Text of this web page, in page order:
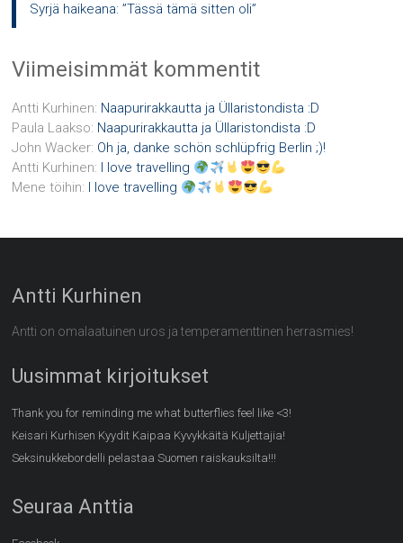
Syrjä haikeana: ”Tässä tämä sitten oli”
Viimeisimmät kommentit
Antti Kurhinen: Naapurirakkautta ja Üllaristondista :D
Paula Laakso: Naapurirakkautta ja Üllaristondista :D
John Wacker: Oh ja, danke schön schlüpfrig Berlin ;)!
Antti Kurhinen: I love travelling
Mene töihin: I love travelling
Antti Kurhinen
Antti on omalaatuinen uros ja temperamenttinen herrasmies!
Uusimmat kirjoitukset
Thank you for reminding me what butterflies feel like <3!
Keisari Kurhisen Kyydit Kaipaa Kyvykkäitä Kuljettajia!
Seksinukkebordelli pelastaa Suomen raiskauksilta!!!
Seuraa Anttia